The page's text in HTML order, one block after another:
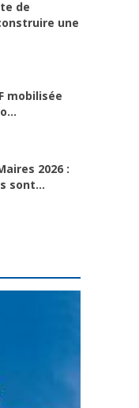
de
une
mobilisée
2026 :
sont...